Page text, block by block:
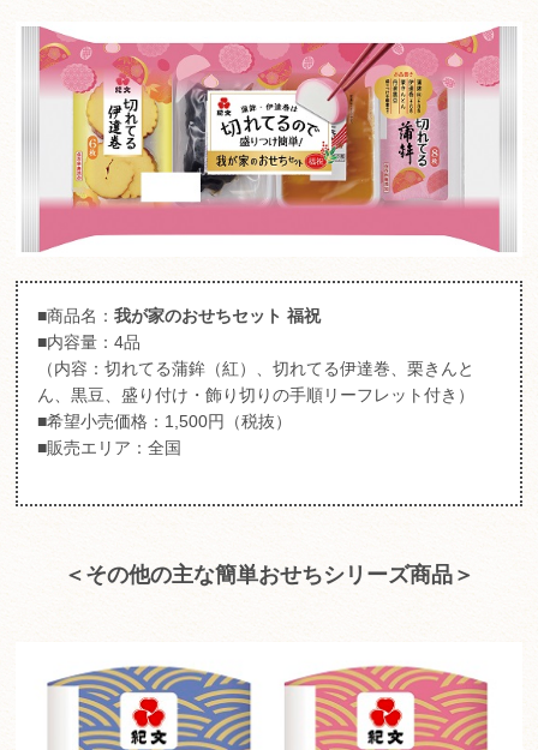
■商品名：我が家のおせちセット 福祝
■内容量：4品
（内容：切れてる蒲鉾（紅）、切れてる伊達巻、栗きんと
ん、黒豆、盛り付け・飾り切りの手順リーフレット付き）
■希望小売価格：1,500円（税抜）
■販売エリア：全国
＜その他の主な簡単おせちシリーズ商品＞